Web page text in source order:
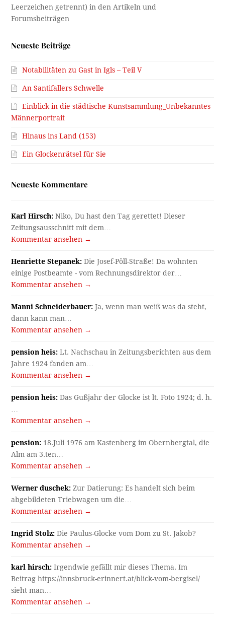
Neueste Beiträge
Notabilitäten zu Gast in Igls – Teil V
An Santifallers Schwelle
Einblick in die städtische Kunstsammlung_Unbekanntes
Männerportrait
Hinaus ins Land (153)
Ein Glockenrätsel für Sie
Neueste Kommentare
Karl Hirsch: Niko, Du hast den Tag gerettet! Dieser
Zeitungsausschnitt mit dem…
Kommentar ansehen →
Henriette Stepanek: Die Josef-Pöll-Straße! Da wohnten
einige Postbeamte - vom Rechnungsdirektor der…
Kommentar ansehen →
Manni Schneiderbauer: Ja, wenn man weiß was da steht,
dann kann man…
Kommentar ansehen →
pension heis: Lt. Nachschau in Zeitungsberichten aus dem
Jahre 1924 fanden am…
Kommentar ansehen →
pension heis: Das Gußjahr der Glocke ist lt. Foto 1924; d. h.
…
Kommentar ansehen →
pension: 18.Juli 1976 am Kastenberg im Obernbergtal, die
Alm am 3.ten…
Kommentar ansehen →
Werner duschek: Zur Datierung: Es handelt sich beim
abgebildeten Triebwagen um die…
Kommentar ansehen →
Ingrid Stolz: Die Paulus-Glocke vom Dom zu St. Jakob?
Kommentar ansehen →
karl hirsch: Irgendwie gefällt mir dieses Thema. Im
Beitrag https://innsbruck-erinnert.at/blick-vom-bergisel/
sieht man…
Kommentar ansehen →